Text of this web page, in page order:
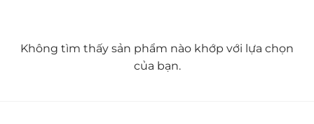
Không tìm thấy sản phẩm nào khớp với lựa chọn
của bạn.